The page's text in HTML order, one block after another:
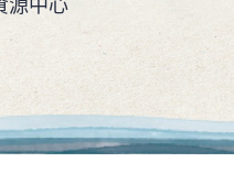
源中心